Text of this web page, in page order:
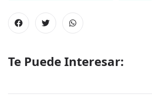
Te Puede Interesar: